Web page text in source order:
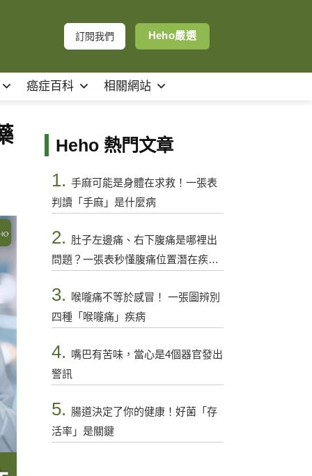
訂閱我們 Heho嚴選
癌症百科 相關網站
Heho 熱門文章
1. 手麻可能是身體在求救！一張表
判讀「手麻」是什麼病
2. 肚子左邊痛、右下腹痛是哪裡出
問題？一張表秒懂腹痛位置潛在疾病
3.
喉嚨痛不等於感冒！ 一張圖辨別
四種「喉嚨痛」疾病
4. 嘴巴有苦味，當心是4個器官發出
警訊
5. 腸道決定了你的健康！好菌「存
活率」是關鍵